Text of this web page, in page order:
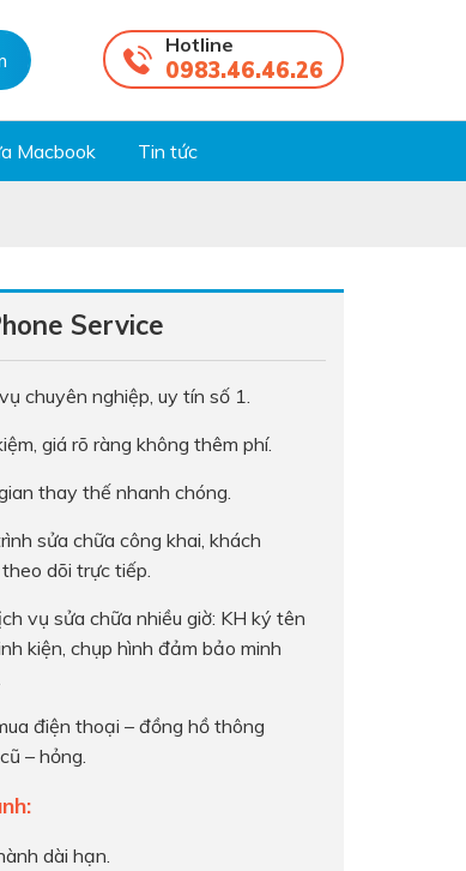
Hotline
0983.46.46.26
Macbook Tin tức
Service
chuyên nghiệp, uy tín số 1.
giá rõ ràng không thêm phí.
thay thế nhanh chóng.
sửa chữa công khai, khách
dõi trực tiếp.
vụ sửa chữa nhiều giờ: KH ký tên
kiện, chụp hình đảm bảo minh
điện thoại – đồng hồ thông
– hỏng.
dài hạn.